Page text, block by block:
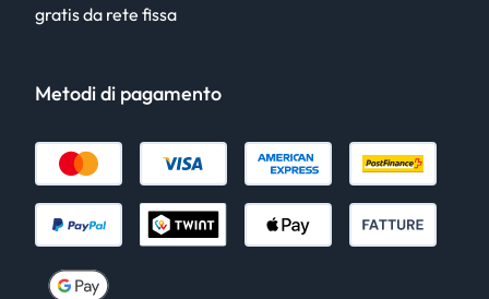
gratis da rete fissa
Metodi di pagamento